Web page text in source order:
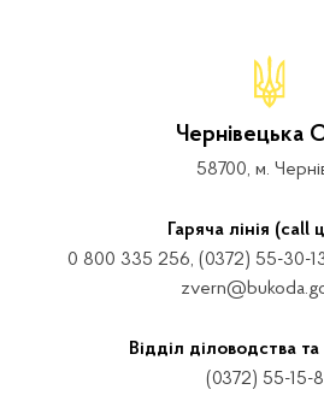
Чернівецька
58700, м.
Гаряча лінія (call
0 800 335 256, (0372) 55-30-
Відділ діловодства
(0372) 55-15-